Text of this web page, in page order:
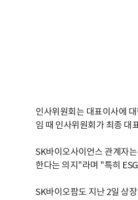
인사위원회는 대표이사에
임 때 인사위원회가 최종 대
SK바이오사이언스 관계자
한다는 의지"라며 "특히
SK바이오팜도 지난 2일 상